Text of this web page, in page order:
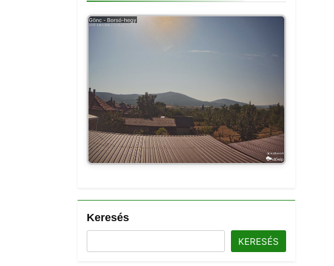
Keresés
KERESÉS